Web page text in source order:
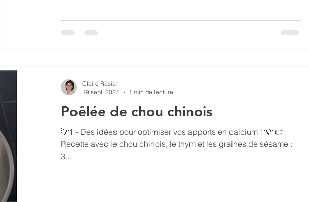
Poêlée de chou chinois
💡1 - Des idées pour optimiser vos apports en calcium ! 💡 👉
Recette avec le chou chinois, le thym et les graines de sésame :
3...
Claire Rasiah
19 sept. 2025
1 min de lecture